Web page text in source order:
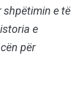
shpëtimin e të
e
për